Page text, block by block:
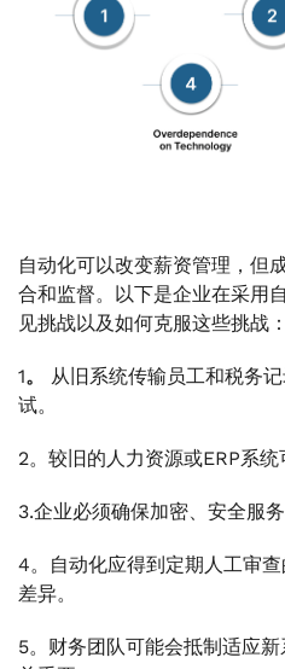
自动化可以改变薪资管理，但
合和监督。以下是企业在采用
见挑战以及如何克服这些挑战：
1。 从旧系统传输员工和税务
试。
2。较旧的人力资源或ERP系统
3.企业必须确保加密、安全服
4。自动化应得到定期人工审
差异。
5。财务团队可能会抵制适应